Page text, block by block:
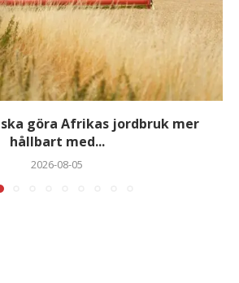
ska göra Afrikas jordbruk mer
hållbart med...
2026-08-05